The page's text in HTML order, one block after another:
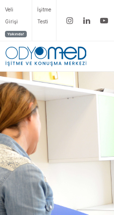
Veli
Girişi
Yakında!
İşitme
Testi